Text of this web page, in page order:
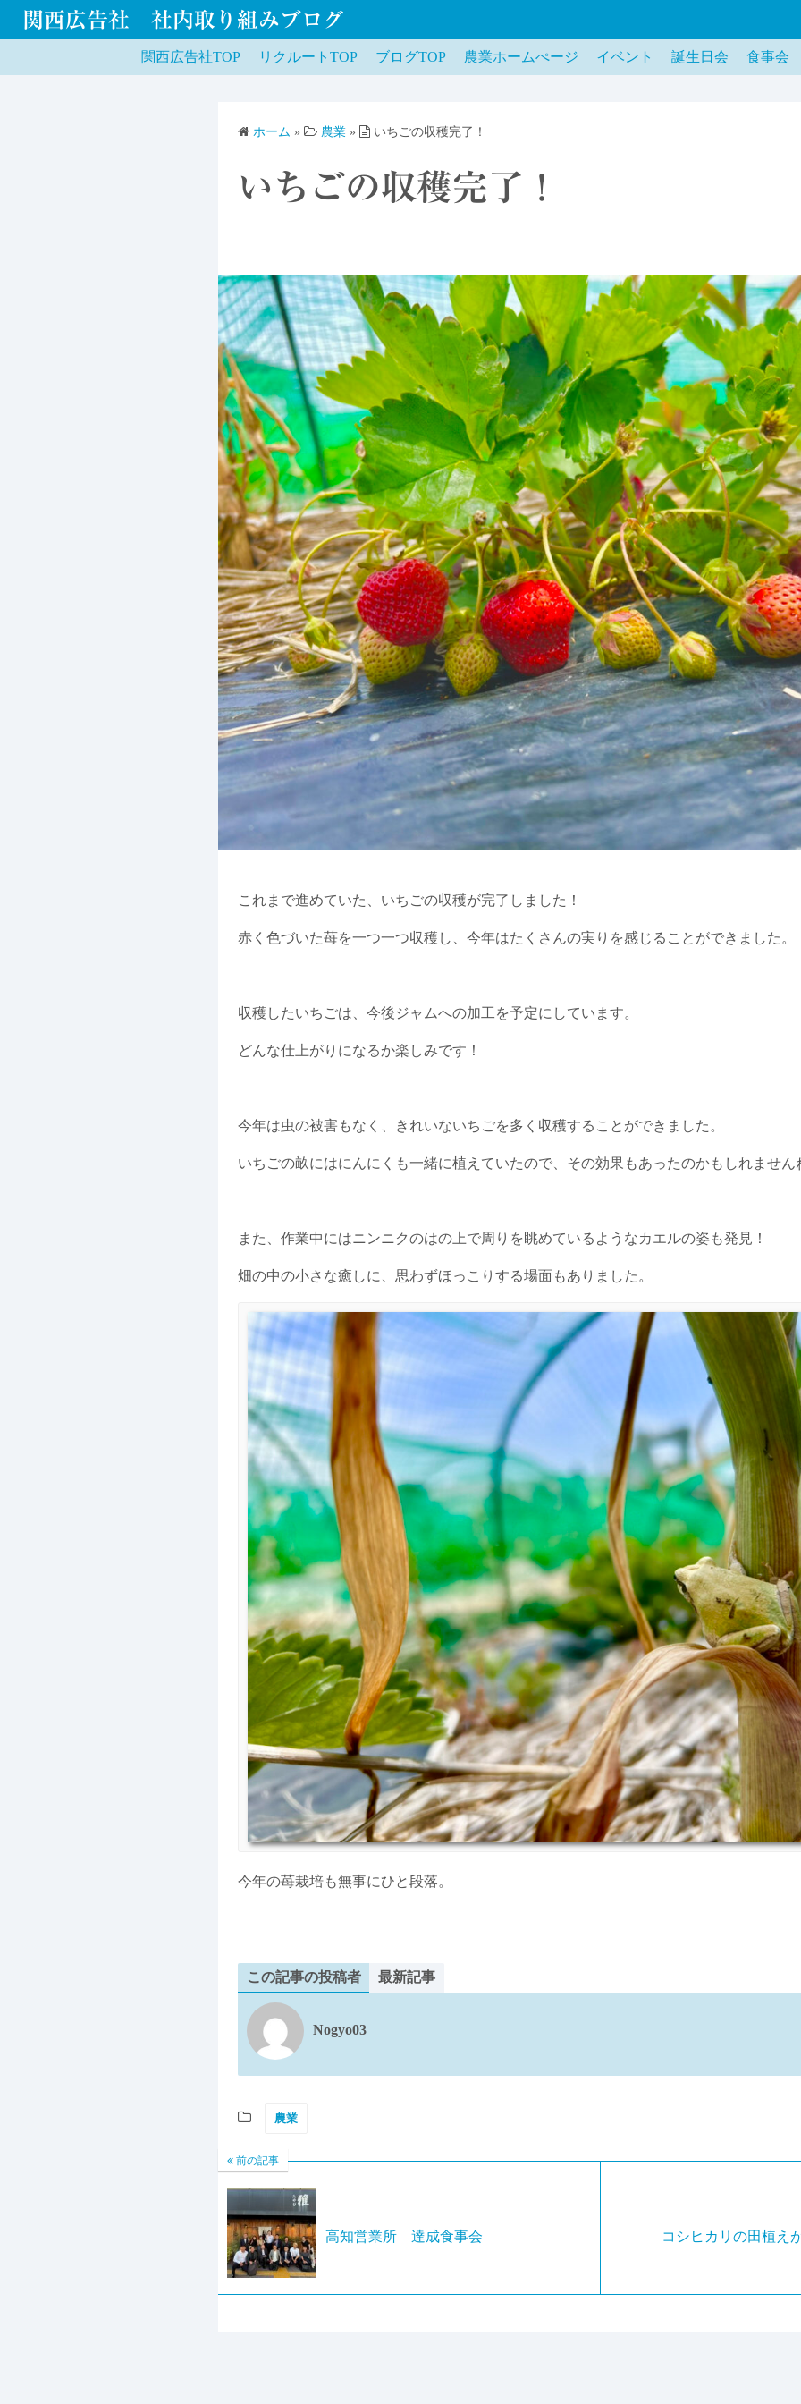
関西広告社 社内取り組みブログ
関西広告社TOP リクルートTOP ブログTOP 農業ホームぺージ イベント 誕生日会 食事会
ホーム » 農業 » いちごの収穫完了！
いちごの収穫完了！
これまで進めていた、いちごの収穫が完了しました！
赤く色づいた苺を一つ一つ収穫し、今年はたくさんの実りを感じることができました。
収穫したいちごは、今後ジャムへの加工を予定にしています。
どんな仕上がりになるか楽しみです！
今年は虫の被害もなく、きれいないちごを多く収穫することができました。
いちごの畝にはにんにくも一緒に植えていたので、その効果もあったのかもしれません
また、作業中にはニンニクのはの上で周りを眺めているようなカエルの姿も発見！
畑の中の小さな癒しに、思わずほっこりする場面もありました。
今年の苺栽培も無事にひと段落。
この記事の投稿者 最新記事
Nogyo03
農業
前の記事
高知営業所 達成食事会 コシヒカリの田植え